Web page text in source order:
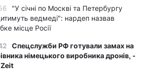
"У січні по Москві та Петербургу
ведмеді": нардеп назвав
місце Росії
Спецслужби РФ готували замах на
німецького виробника дронів, -